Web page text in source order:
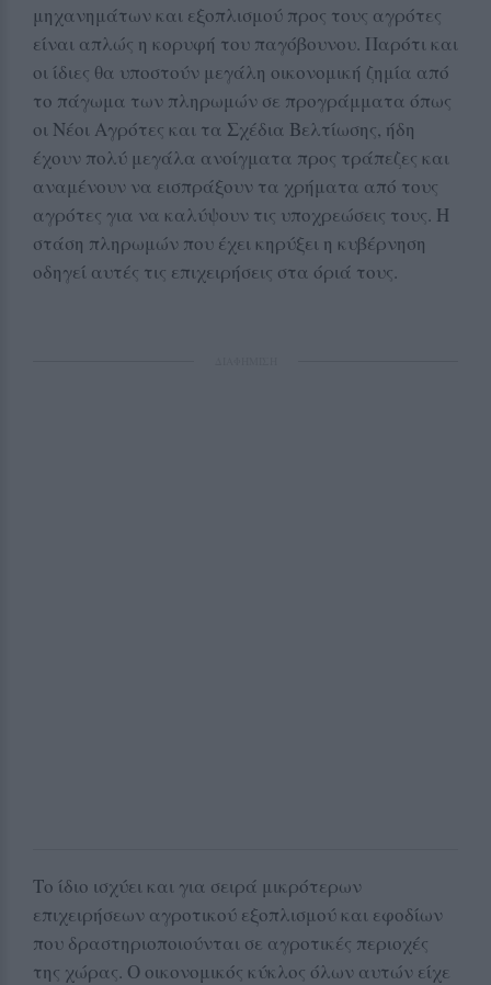
μηχανημάτων και εξοπλισμού προς τους αγρότες
είναι απλώς η κορυφή του παγόβουνου. Παρότι και
οι ίδιες θα υποστούν μεγάλη οικονομική ζημία από
το πάγωμα των πληρωμών σε προγράμματα όπως
οι Νέοι Αγρότες και τα Σχέδια Βελτίωσης, ήδη
έχουν πολύ μεγάλα ανοίγματα προς τράπεζες και
αναμένουν να εισπράξουν τα χρήματα από τους
αγρότες για να καλύψουν τις υποχρεώσεις τους. Η
στάση πληρωμών που έχει κηρύξει η κυβέρνηση
οδηγεί αυτές τις επιχειρήσεις στα όριά τους.
Το ίδιο ισχύει και για σειρά μικρότερων
επιχειρήσεων αγροτικού εξοπλισμού και εφοδίων
που δραστηριοποιούνται σε αγροτικές περιοχές
της χώρας. Ο οικονομικός κύκλος όλων αυτών είχε